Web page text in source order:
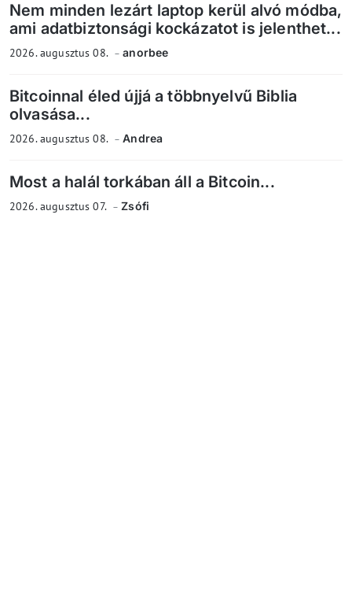
Nem minden lezárt laptop kerül alvó módba,
ami adatbiztonsági kockázatot is jelenthet...
2026. augusztus 08. anorbee
Bitcoinnal éled újjá a többnyelvű Biblia
olvasása...
2026. augusztus 08. Andrea
Most a halál torkában áll a Bitcoin...
2026. augusztus 07. Zsófi